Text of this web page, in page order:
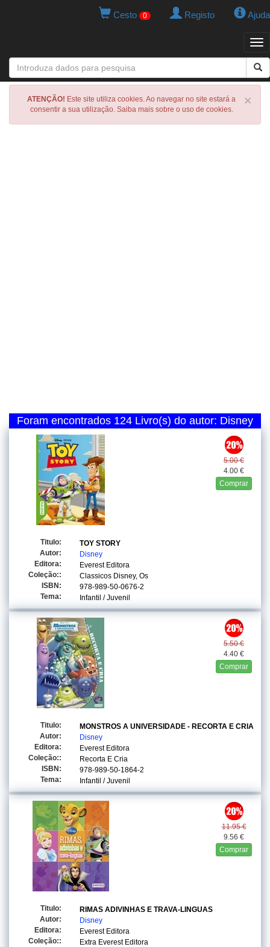
Cesto 0 Registo Ajuda
×
ATENÇÃO! Este site utiliza cookies. Ao navegar no site estará a
consentir a sua utilização. Saiba mais sobre o uso de cookies.
Foram encontrados 124 Livro(s) do autor: Disney
5.00 €
4.00 €
Comprar
Titulo:
TOY STORY
Autor:
Disney
Editora:
Everest Editora
Coleção::
Classicos Disney, Os
ISBN:
978-989-50-0676-2
Tema:
Infantil / Juvenil
5.50 €
4.40 €
Comprar
Titulo:
MONSTROS A UNIVERSIDADE - RECORTA E CRIA
Autor:
Disney
Editora:
Everest Editora
Coleção::
Recorta E Cria
ISBN:
978-989-50-1864-2
Tema:
Infantil / Juvenil
11.95 €
9.56 €
Comprar
Titulo:
RIMAS ADIVINHAS E TRAVA-LINGUAS
Autor:
Disney
Editora:
Everest Editora
Coleção::
Extra Everest Editora